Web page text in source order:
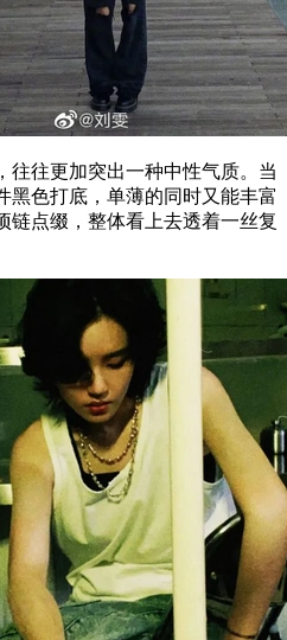
往更加突出一种中性气质。当
黑色打底，单薄的同时又能丰富
链点缀，整体看上去透着一丝复